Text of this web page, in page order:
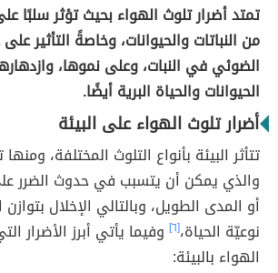
تمتد أضرار تلوث الهواء بحيث تؤثر سلبًا
من النباتات والحيوانات، وخاصةً التأثير
الضوئي في النبات، وعلى نموها،
الحيوانات والحياة البرية أيضًا.
أضرار تلوث الهواء على البيئة
تتأثر البيئة بأنواع التلوث المختلفة،
والذي يمكن أن يتسبب في حدوث الضرر
أو المدى الطويل، وبالتالي الإخلال بتوازن
نوعيّة الحياة،[٦]
وفيما يأتي أبرز الأضرار
الهواء بالبيئة: